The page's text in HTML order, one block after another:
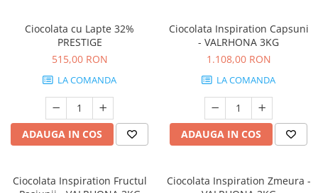
Ciocolata cu Lapte 32%
PRESTIGE
515,00 RON
LA COMANDA
ADAUGA IN COS
Ciocolata Inspiration Capsuni
- VALRHONA 3KG
1.108,00 RON
LA COMANDA
ADAUGA IN COS
Ciocolata Inspiration Fructul
Ciocolata Inspiration Zmeura -